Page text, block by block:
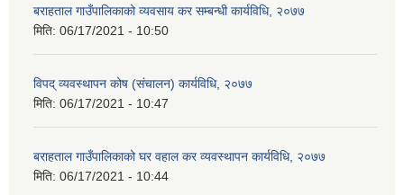
बराहताल गाउँपालिकाको व्यवसाय कर सम्बन्धी कार्यविधि, २०७७
मिति: 06/17/2021 - 10:50
विपद् व्यवस्थापन कोष (संचालन) कार्यविधि, २०७७
मिति: 06/17/2021 - 10:47
बराहताल गाउँपालिकाको घर वहाल कर व्यवस्थापन कार्यविधि, २०७७
मिति: 06/17/2021 - 10:44